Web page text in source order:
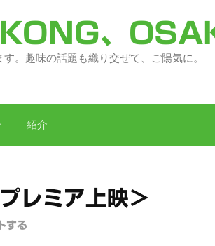
KONG、
ゃが」を綴ります。趣味
紹介
レミア上映＞
する